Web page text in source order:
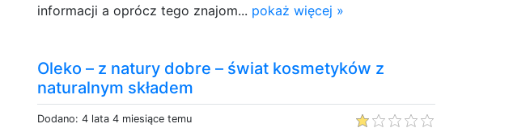
informacji a oprócz tego znajom... pokaż więcej »
Oleko – z natury dobre – świat kosmetyków z
naturalnym składem
Dodano: 4 lata 4 miesiące temu